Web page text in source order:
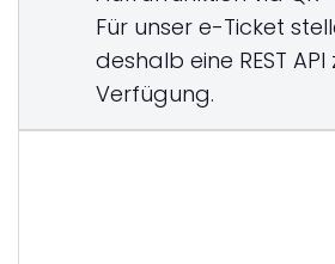
Für unser e-Ticket
deshalb eine REST API
Verfügung.